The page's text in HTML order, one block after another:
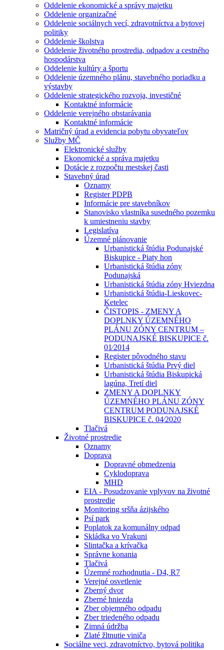
Oddelenie ekonomické a správy majetku
Oddelenie organizačné
Oddelenie sociálnych vecí, zdravotníctva a bytovej
politiky
Oddelenie školstva
Oddelenie životného prostredia, odpadov a cestného
hospodárstva
Oddelenie kultúry a športu
Oddelenie územného plánu, stavebného poriadku a
výstavby
Oddelenie strategického rozvoja, investičné
Kontaktné informácie
Oddelenie verejného obstarávania
Kontaktné informácie
Matričný úrad a evidencia pobytu obyvateľov
Služby MČ
Elektronické služby
Ekonomické a správa majetku
Dotácie z rozpočtu mestskej časti
Stavebný úrad
Oznamy
Register PDPB
Informácie pre stavebníkov
Stanovisko vlastníka susedného pozemku
k umiestneniu stavby
Legislatíva
Územné plánovanie
Urbanistická štúdia Podunajské
Biskupice - Piaty hon
Urbanistická štúdia zóny
Podunajská
Urbanistická štúdia zóny Hviezdna
Urbanistická štúdia-Lieskovec-
Ketelec
ČISTOPIS - ZMENY A
DOPLNKY ÚZEMNÉHO
PLÁNU ZÓNY CENTRUM –
PODUNAJSKÉ BISKUPICE č.
01⁄2014
Register pôvodného stavu
Urbanistická štúdia Prvý diel
Urbanistická štúdia Biskupická
lagúna, Tretí diel
ZMENY A DOPLNKY
ÚZEMNÉHO PLÁNU ZÓNY
CENTRUM PODUNAJSKÉ
BISKUPICE č. 04⁄2020
Tlačivá
Životné prostredie
Oznamy
Doprava
Dopravné obmedzenia
Cyklodoprava
MHD
EIA - Posudzovanie vplyvov na životné
prostredie
Monitoring sršňa ázijského
Psí park
Poplatok za komunálny odpad
Skládka vo Vrakuni
Slintačka a krívačka
Správne konania
Tlačivá
Územné rozhodnutia - D4, R7
Verejné osvetlenie
Zberný dvor
Zberné hniezda
Zber objemného odpadu
Zber triedeného odpadu
Zimná údržba
Zlaté žltnutie viniča
Sociálne veci, zdravotníctvo, bytová politika